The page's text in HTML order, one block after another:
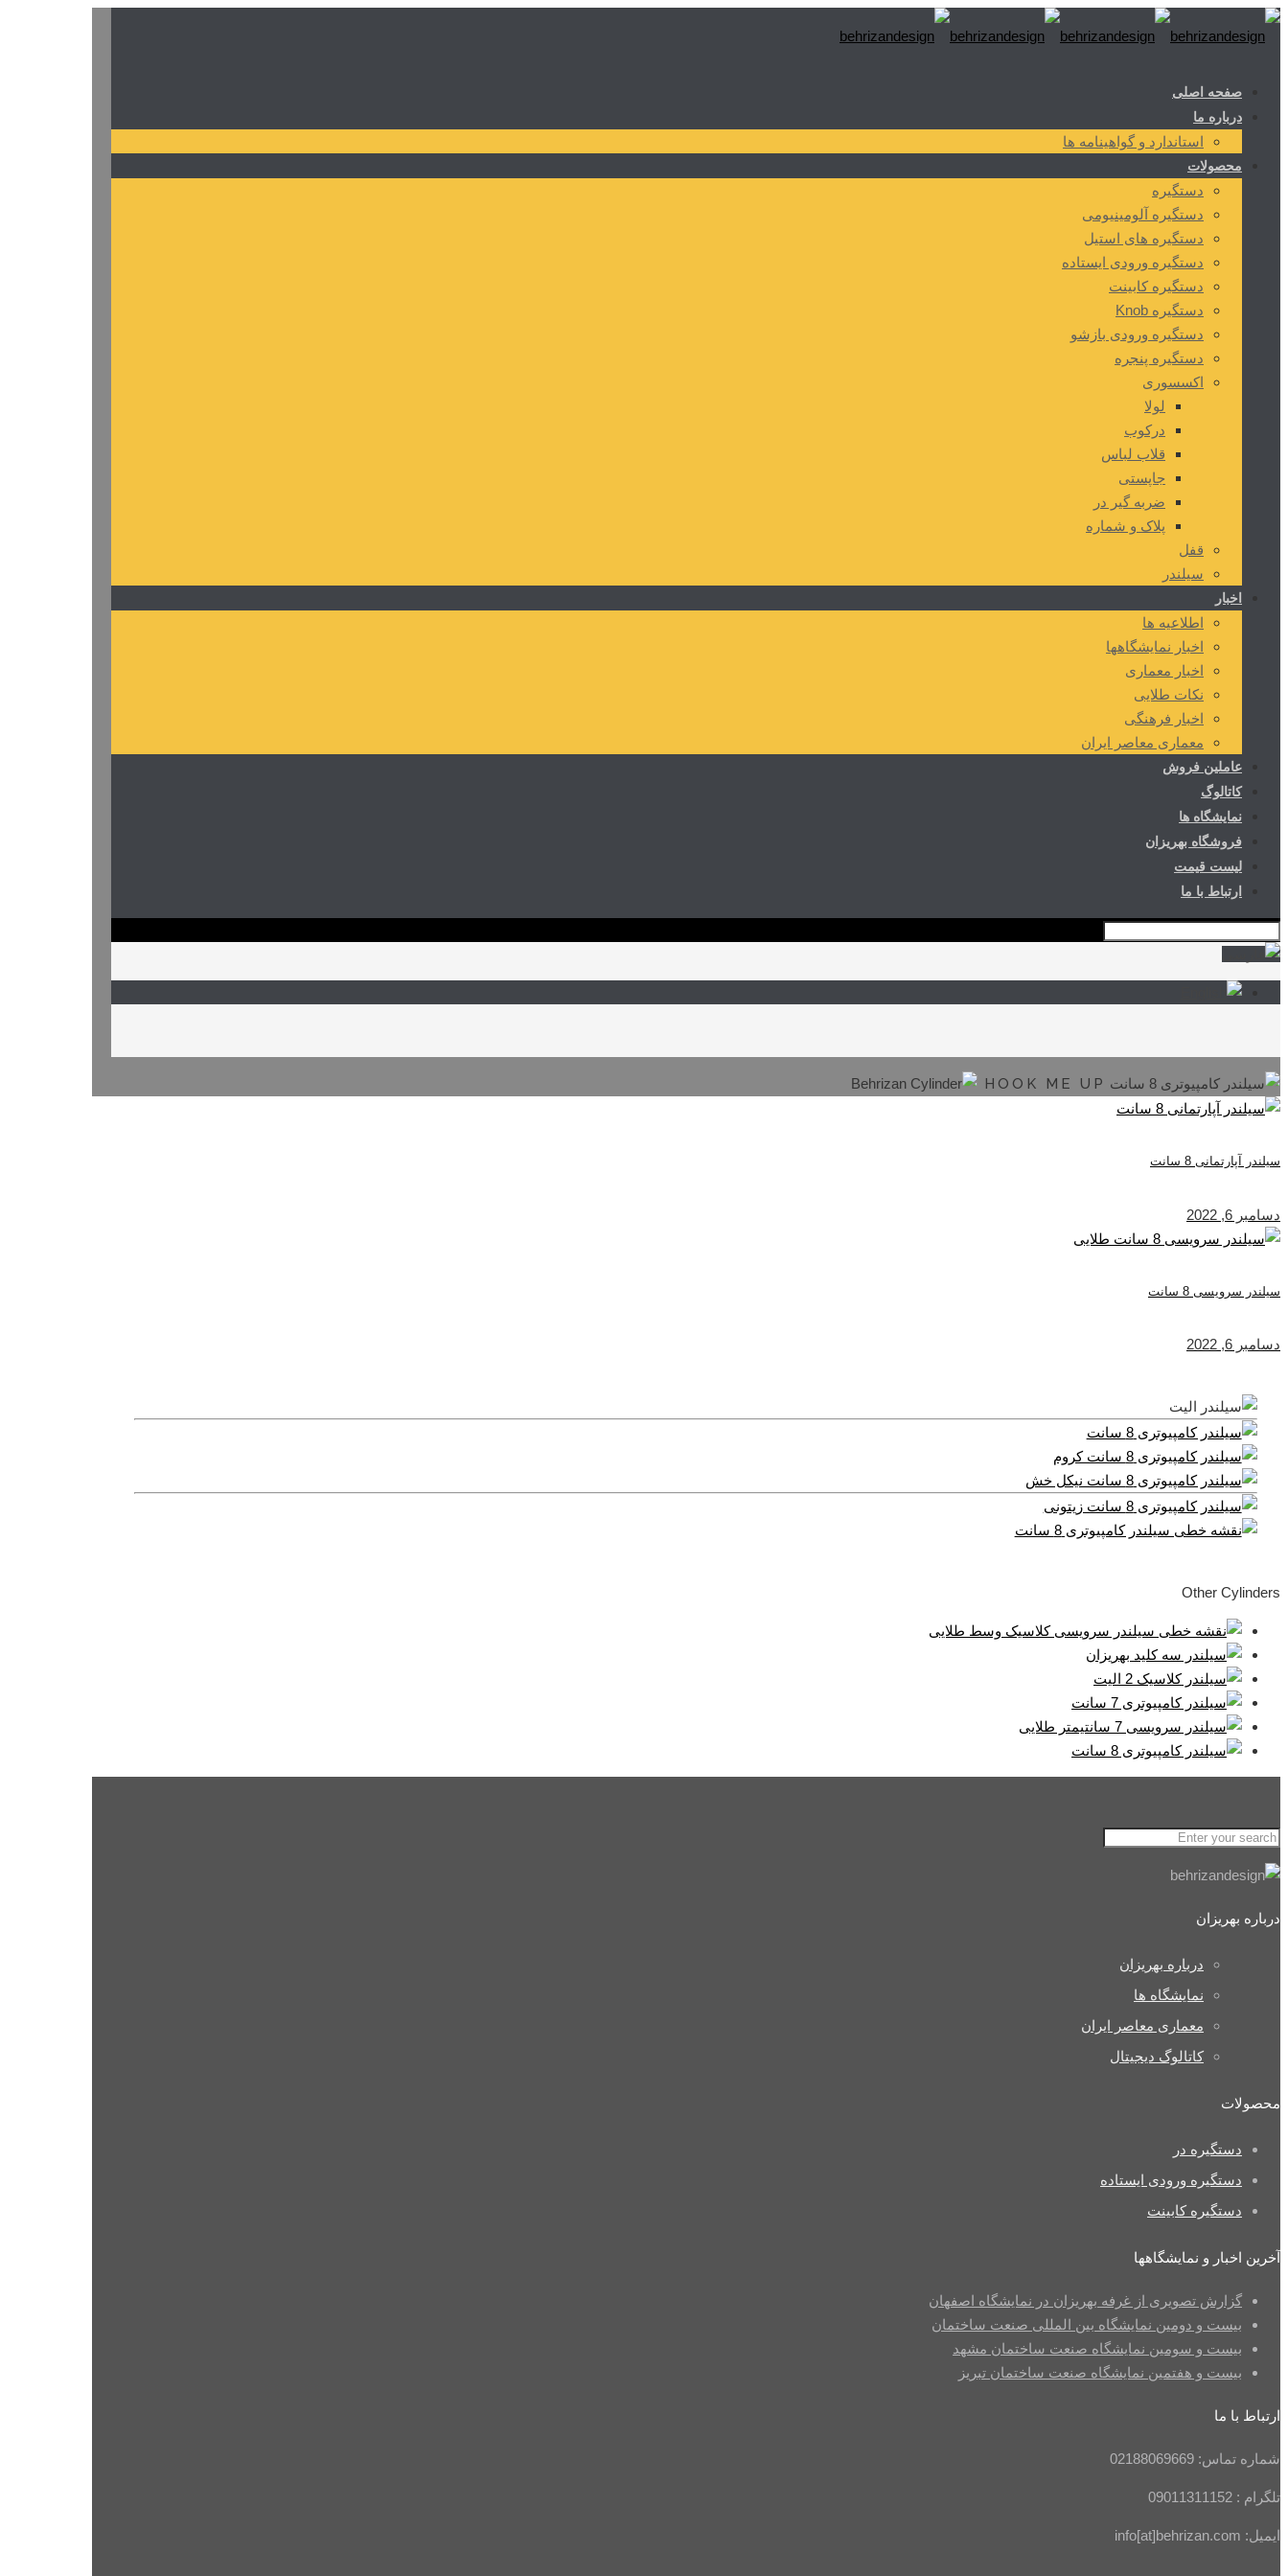
صفحه اصلی
درباره ما
استاندارد و گواهینامه ها
محصولات
دستگیره
دستگیره آلومینیومی
دستگیره های استیل
دستگیره ورودی ایستاده
دستگیره کابینت
دستگیره Knob
دستگیره ورودی بازشو
دستگیره پنجره
اکسسوری
لولا
درکوب
قلاب لباس
جاپستی
ضربه گیر در
پلاک و شماره
قفل
سیلندر
اخبار
اطلاعیه ها
اخبار نمایشگاهها
اخبار معماری
نکات طلایی
اخبار فرهنگی
معماری معاصر ایران
عاملین فروش
کاتالوگ
نمایشگاه ها
فروشگاه بهریزان
لیست قیمت
ارتباط با ما
HOOK ME UP
سیلندر آپارتمانی 8 سانت
دسامبر 6, 2022
سیلندر سرویسی 8 سانت
دسامبر 6, 2022
Other Cylinders
درباره بهریزان
درباره بهریزان
نمایشگاه ها
معماری معاصر ایران
کاتالوگ دیجیتال
محصولات
دستگیره در
دستگیره ورودی ایستاده
دستگیره کابینت
آخرین اخبار و نمایشگاهها
گزارش تصویری از غرفه بهریزان در نمایشگاه اصفهان
بیست و دومین نمایشگاه بین المللی صنعت ساختمان
بیست و سومین نمایشگاه صنعت ساختمان مشهد
بیست و هفتمین نمایشگاه صنعت ساختمان تبریز
ارتباط با ما
شماره تماس: 02188069669
تلگرام : 09011311152
ایمیل: info[at]behrizan.com